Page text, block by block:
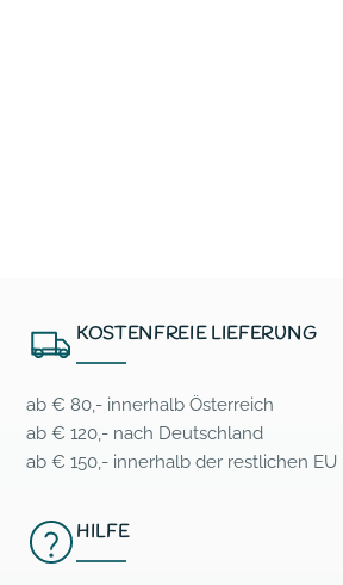
KOSTENFREIE LIEFERUNG
ab € 80,- innerhalb Österreich
ab € 120,- nach Deutschland
ab € 150,- innerhalb der restlichen EU
HILFE